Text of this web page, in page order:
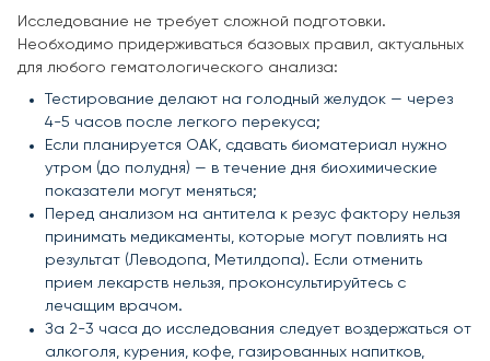
Исследование не требует сложной подготовки.
Необходимо придерживаться базовых правил, актуальных
для любого гематологического анализа:
Тестирование делают на голодный желудок — через
4-5 часов после легкого перекуса;
Если планируется ОАК, сдавать биоматериал нужно
утром (до полудня) — в течение дня биохимические
показатели могут меняться;
Перед анализом на антитела к резус фактору нельзя
принимать медикаменты, которые могут повлиять на
результат (Леводопа, Метилдопа). Если отменить
прием лекарств нельзя, проконсультируйтесь с
лечащим врачом.
За 2-3 часа до исследования следует воздержаться от
алкоголя, курения, кофе, газированных напитков,